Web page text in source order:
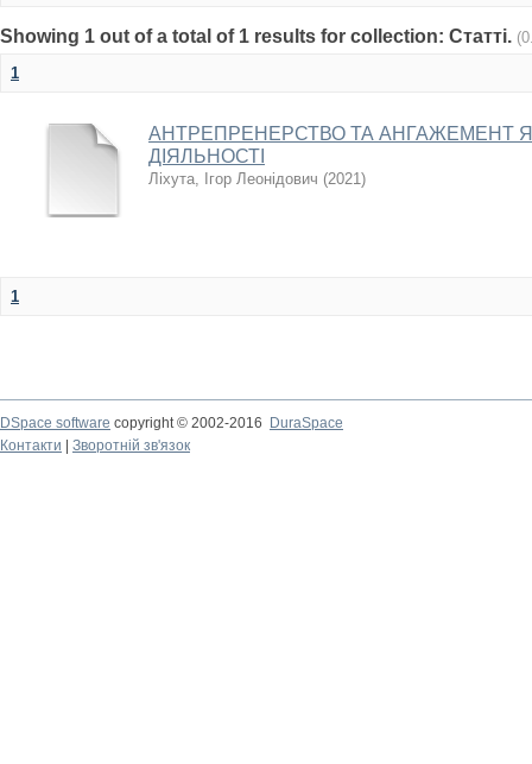
Showing 1 out of a total of 1 results for collection: Статті.
1
АНТРЕПРЕНЕРСТВО ТА АНГАЖЕМЕНТ
ДІЯЛЬНОСТІ
Ліхута, Ігор Леонідович (2021)
1
DSpace software copyright © 2002-2016
DuraSpace
Контакти
Зворотній зв'язок